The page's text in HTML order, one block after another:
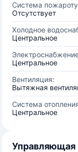
Система
Отсутствует
Холодное
Центральное
Центральное
Вентиляция:
Вытяжная
Система
Центральное
Управляющая